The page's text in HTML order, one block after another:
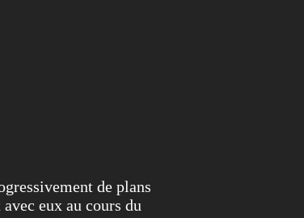
de plans
eux au cours du